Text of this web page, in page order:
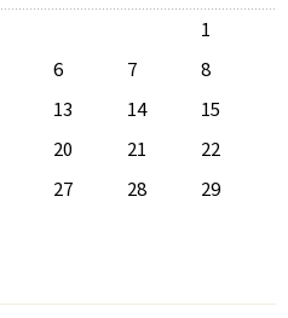
1
6 7
8
13 14
15
20 21
22
27 28
29